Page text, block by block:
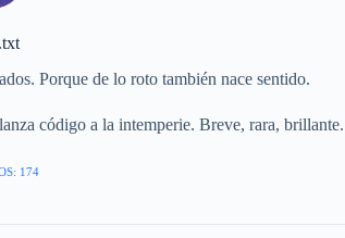
Porque de lo roto también nace sentido.
código a la intemperie. Breve, rara, brillante.
174